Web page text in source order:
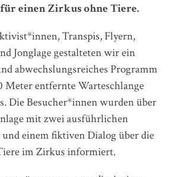
einen Zirkus ohne Tiere.
Transpis, Flyern,
Jonglage gestalteten wir ein
abwechslungsreiches Programm
Meter entfernte Warteschlange
Die Besucher*innen wurden über
mit zwei ausführlichen
und einem fiktiven Dialog über die
im Zirkus informiert.